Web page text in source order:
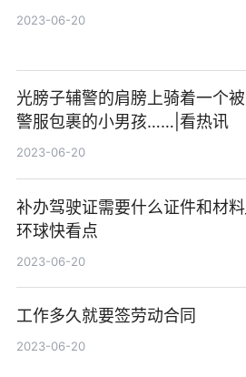
2023-06-20
光膀子辅警的肩膀上骑着一个被
警服包裹的小男孩……|看热讯
2023-06-20
补办驾驶证需要什么证件和材料_
环球快看点
2023-06-20
工作多久就要签劳动合同
2023-06-20